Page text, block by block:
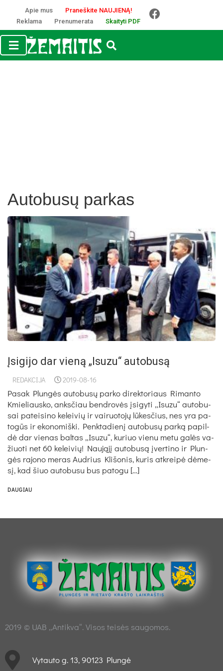
Apie mus
Praneškite NAUJIENĄ!
Reklama
Prenumerata Skaityti PDF
Autobusų parkas
Įsigijo dar vieną „Isuzu“ autobusą
REDAKCIJA 2019-08-16
Pa­sak Plun­gės au­to­bu­sų par­ko di­rek­to­riaus Ri­man­to
Kmie­liaus­ko, anks­čiau bend­ro­vės įsi­gy­ti „Isu­zu“ au­to­bu­
sai pa­tei­si­no ke­lei­vių ir vai­ruo­to­jų lū­kes­čius, nes yra pa­
to­gūs ir eko­no­miš­ki. Penk­ta­die­nį au­to­bu­sų par­ką pa­pil­
dė dar vie­nas bal­tas „Isu­zu“, ku­riuo vie­nu me­tu ga­lės va­
žiuo­ti net 60 ke­lei­vių! Nau­ją­jį au­to­bu­są įver­ti­no ir Plun­
gės ra­jo­no me­ras Aud­rius Kli­šo­nis, ku­ris at­krei­pė dė­me­
sį, kad šiuo au­to­bu­su bus pa­to­gu […]
DAUGIAU
2019 © UAB „Antikva“. Visos teisės saugomos.
Vytauto g. 13, 90123 Plungė